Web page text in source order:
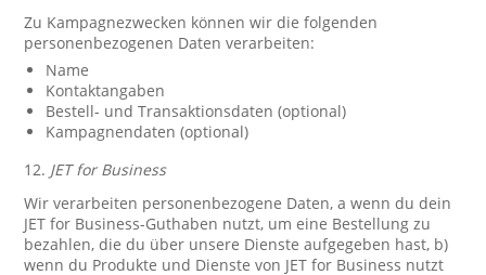
Zu Kampagnezwecken können wir die folgenden
personenbezogenen Daten verarbeiten:
Name
Kontaktangaben
Bestell- und Transaktionsdaten (optional)
Kampagnendaten (optional)
12. JET for Business
Wir verarbeiten personenbezogene Daten, a wenn du dein
JET for Business-Guthaben nutzt, um eine Bestellung zu
bezahlen, die du über unsere Dienste aufgegeben hast, b)
wenn du Produkte und Dienste von JET for Business nutzt